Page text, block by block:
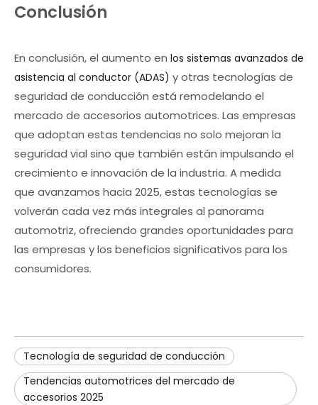
Conclusión
En conclusión, el aumento en los sistemas avanzados de
asistencia al conductor (ADAS) y otras tecnologías de
seguridad de conducción está remodelando el
mercado de accesorios automotrices. Las empresas
que adoptan estas tendencias no solo mejoran la
seguridad vial sino que también están impulsando el
crecimiento e innovación de la industria. A medida
que avanzamos hacia 2025, estas tecnologías se
volverán cada vez más integrales al panorama
automotriz, ofreciendo grandes oportunidades para
las empresas y los beneficios significativos para los
consumidores.
Tecnología de seguridad de conducción
Tendencias automotrices del mercado de
accesorios 2025